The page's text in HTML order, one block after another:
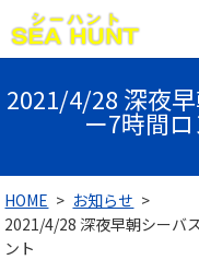
2021/4/28 深夜
ー7時間
HOME
お知らせ
2021/4/28 深夜早朝シーバ
ント